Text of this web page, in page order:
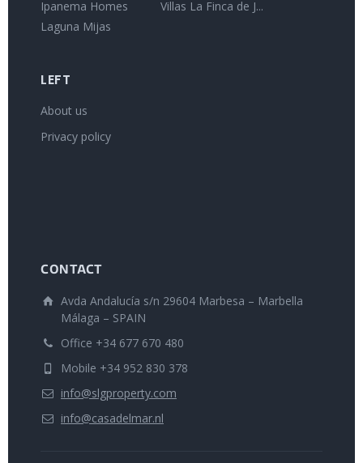
Ipanema Homes
Laguna Mijas
Villas La Finca de J...
LEFT
About us
Privacy policy
CONTACT
Avda Andalucía s/n 29604 Marbesa – Marbella
Málaga – SPAIN
Office +34 677 670 480
Mobile +34 952 830 378
info@slgproperty.com
info@casadelmar.nl